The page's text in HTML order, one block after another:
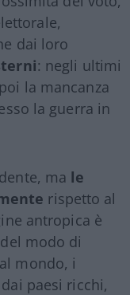
dai loro
: negli ultimi
la mancanza
la guerra in
ma le
rispetto al
antropica è
modo di
mondo, i
paesi ricchi,